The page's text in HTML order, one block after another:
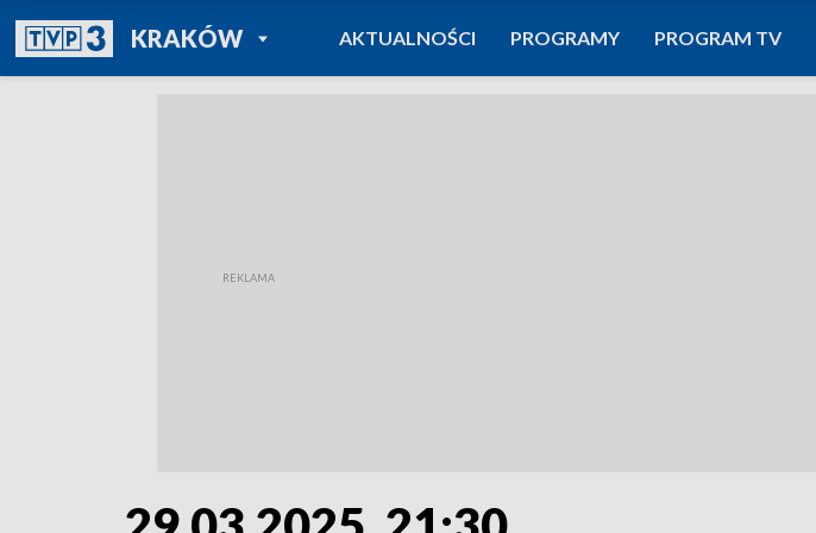
KRAKÓWPOWRÓT DO
TVP REGIONY
AKTUALNOŚCI PROGRAMY PROGRAM TV